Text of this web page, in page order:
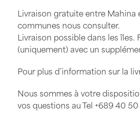
Livraison gratuite entre Mahina
communes nous consulter.
Livraison possible dans les îles.
(uniquement) avec un
Pour plus d’information sur la
Nous sommes à votre
vos questions au Tel +689 40